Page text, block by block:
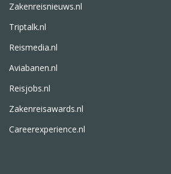
Zakenreisnieuws.nl
Triptalk.nl
Reismedia.nl
Aviabanen.nl
Reisjobs.nl
Zakenreisawards.nl
Careerexperience.nl